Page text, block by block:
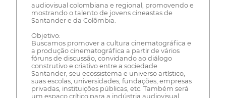
audiovisual colombiana e regional, promovendo e
mostrando o talento de jovens cineastas de
Santander e da Colômbia.
Objetivo:
Buscamos promover a cultura cinematográfica e
a produção cinematográfica a partir de vários
fóruns de discussão, convidando ao diálogo
construtivo e criativo entre a sociedade
Santander, seu ecossistema e universo artístico,
suas escolas, universidades, fundações, empresas
privadas, instituições públicas, etc. Também será
um espaço crítico para a indústria audiovisual